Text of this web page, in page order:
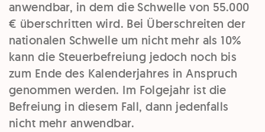
anwendbar, in dem die Schwelle von 55.000
€ überschritten wird. Bei Überschreiten der
nationalen Schwelle um nicht mehr als 10%
kann die Steuerbefreiung jedoch noch bis
zum Ende des Kalenderjahres in Anspruch
genommen werden. Im Folgejahr ist die
Befreiung in diesem Fall, dann jedenfalls
nicht mehr anwendbar.